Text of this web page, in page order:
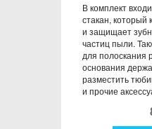
В комплект
стакан, который
и защищает
частиц пыли.
для полоскания
основания
разместить
и прочие